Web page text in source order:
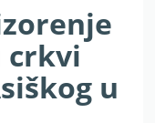
crkvi
u